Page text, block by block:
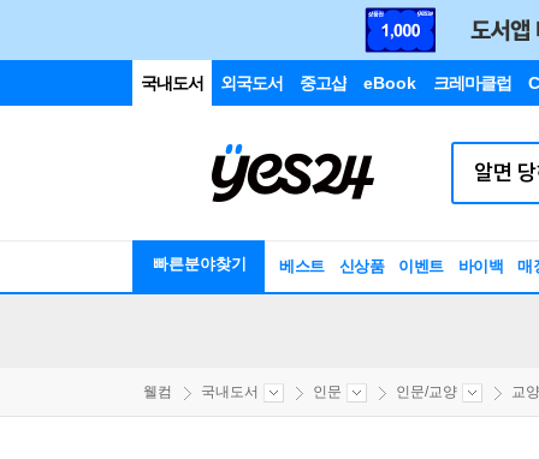
국내도서 외국도서 중고샵 eBook 크레마클럽
빠른분야찾기 베스트 신상품 이벤트 바이백 매
웰컴 국내도서 인문 인문/교양 교